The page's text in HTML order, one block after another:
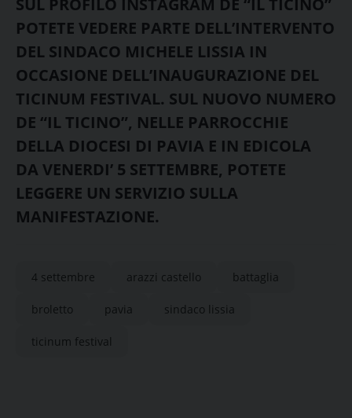
POTETE VEDERE PARTE DELL’INTERVENTO
DEL SINDACO MICHELE LISSIA IN
OCCASIONE DELL’INAUGURAZIONE DEL
TICINUM FESTIVAL. SUL NUOVO NUMERO
DE “IL TICINO”, NELLE PARROCCHIE
DELLA DIOCESI DI PAVIA E IN EDICOLA
DA VENERDI’ 5 SETTEMBRE, POTETE
LEGGERE UN SERVIZIO SULLA
MANIFESTAZIONE.
4 settembre arazzi castello battaglia
broletto pavia sindaco lissia
ticinum festival